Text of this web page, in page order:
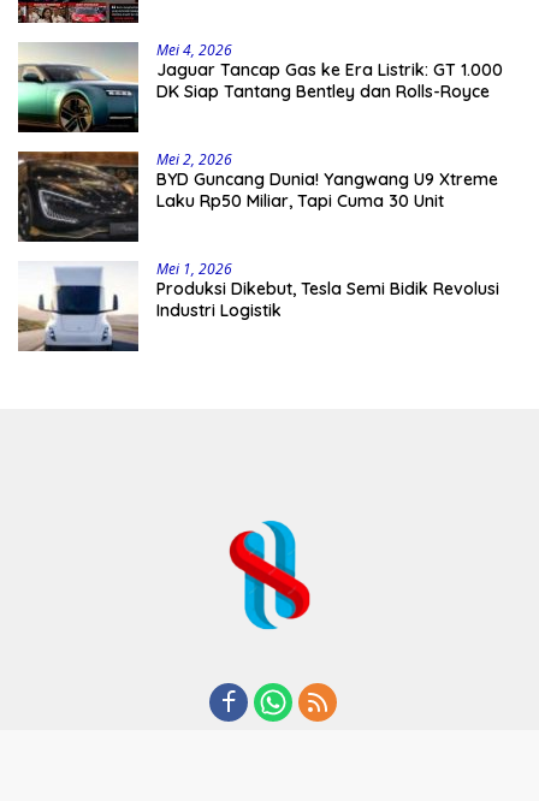
Mei 4, 2026
Jaguar Tancap Gas ke Era Listrik: GT 1.000
DK Siap Tantang Bentley dan Rolls-Royce
Mei 2, 2026
BYD Guncang Dunia! Yangwang U9 Xtreme
Laku Rp50 Miliar, Tapi Cuma 30 Unit
Mei 1, 2026
Produksi Dikebut, Tesla Semi Bidik Revolusi
Industri Logistik